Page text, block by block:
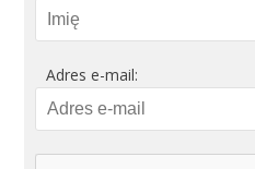
Adres e-mail: